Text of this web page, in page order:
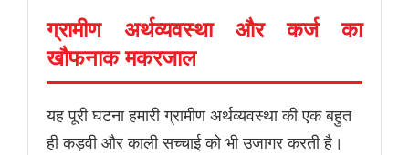
ग्रामीण अर्थव्यवस्था और कर्ज का
खौफनाक मकरजाल
यह पूरी घटना हमारी ग्रामीण अर्थव्यवस्था की एक बहुत
ही कड़वी और काली सच्चाई को भी उजागर करती है।